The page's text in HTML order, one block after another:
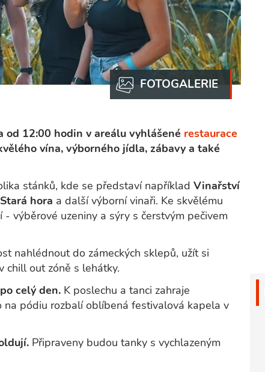
od 12:00 hodin v areálu vyhlášené restaurace
vína, výborného jídla, zábavy a také
stánků, kde se představí například Vinařství
hora a další výborní vinaři. Ke skvělému
výběrové uzeniny a sýry s čerstvým pečivem
nahlédnout do zámeckých sklepů, užít si
chill out zóně s lehátky.
celý den. K poslechu a tanci zahraje
na pódiu rozbalí oblíbená festivalová kapela v
Připraveny budou tanky s vychlazeným